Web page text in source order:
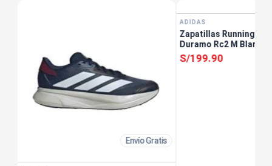
Envío Gratis
ADIDAS
Zapatillas Running
Duramo Rc2 M Blanco
S/199.90